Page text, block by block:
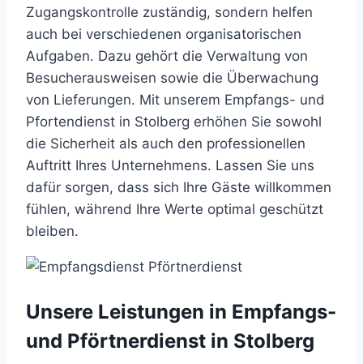
Zugangskontrolle zuständig, sondern helfen
auch bei verschiedenen organisatorischen
Aufgaben. Dazu gehört die Verwaltung von
Besucherausweisen sowie die Überwachung
von Lieferungen. Mit unserem Empfangs- und
Pfortendienst in Stolberg erhöhen Sie sowohl
die Sicherheit als auch den professionellen
Auftritt Ihres Unternehmens. Lassen Sie uns
dafür sorgen, dass sich Ihre Gäste willkommen
fühlen, während Ihre Werte optimal geschützt
bleiben.
Unsere Leistungen in Empfangs-
und Pförtnerdienst in Stolberg